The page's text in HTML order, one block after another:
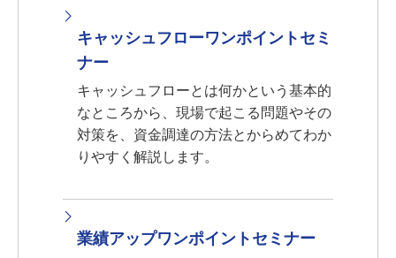
キャッシュフローワンポイントセミ
ナー
キャッシュフローとは何かという基本的
なところから、現場で起こる問題やその
対策を、資金調達の方法とからめてわか
りやすく解説します。
業績アップワンポイントセミナー